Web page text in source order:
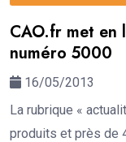
CAO.fr met en
numéro 5000
16/05/2013
La rubrique «
produits et près de